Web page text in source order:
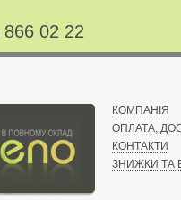
866 02 22
КОМПАНІЯ
ОПЛАТА,
КОНТАКТИ
ЗНИЖКИ ТА